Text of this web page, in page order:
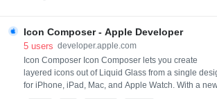
Icon Composer - Apple Developer
5 users developer.apple.com
Icon Composer Icon Composer lets you create
layered icons out of Liquid Glass from a single
for iPhone, iPad, Mac, and Apple Watch. With a